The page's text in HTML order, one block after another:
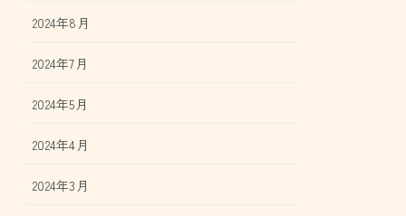
2024年8月
2024年7月
2024年5月
2024年4月
2024年3月